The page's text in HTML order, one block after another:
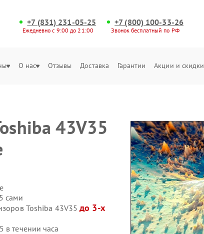
+7 (831) 231-05-25
Ежедневно с 9:00 до 21:00
+7 (800) 100-33-26
Звонок бесплатный по РФ
О нас Отзывы Доставка Гарантии Акции и скидки
43V35
сами
Toshiba 43V35до 3-х
в течении часа